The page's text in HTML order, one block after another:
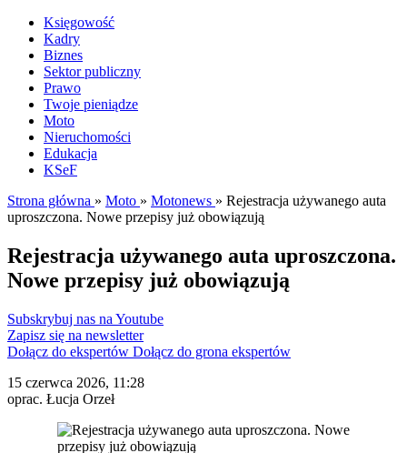
Księgowość
Kadry
Biznes
Sektor publiczny
Prawo
Twoje pieniądze
Moto
Nieruchomości
Edukacja
KSeF
Strona główna » Moto » Motonews » Rejestracja używanego auta
uproszczona. Nowe przepisy już obowiązują
Rejestracja używanego auta uproszczona.
Nowe przepisy już obowiązują
Subskrybuj nas na Youtube
Zapisz się na newsletter
Dołącz do ekspertów Dołącz do grona ekspertów
15 czerwca 2026, 11:28
oprac. Łucja Orzeł